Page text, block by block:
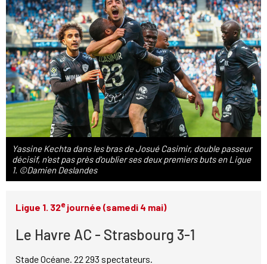
Yassine Kechta dans les bras de Josué Casimir, double passeur
décisif, n'est pas près d'oublier ses deux premiers buts en Ligue
1. ©Damien Deslandes
Ligue 1. 32ejournée (samedi 4 mai)
Le Havre AC - Strasbourg 3-1
Stade Océane. 22 293 spectateurs.